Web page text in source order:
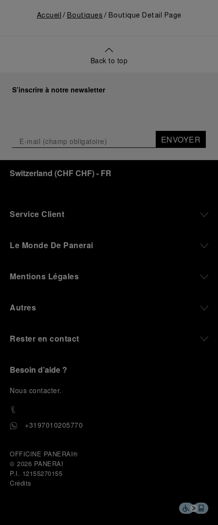
Accueil Boutiques Boutique Detail Page
Back to top
S’inscrire à notre newsletter
ENVOYER
Switzerland (CHF CHF)- FR
Service Client
Le Monde De Panerai
Mentions Légales
Autres
Rester en contact
Besoin d’aide ?
Nous contacter.
+3197010205770
OFFICINE PANERAI®
© 2026 PANERAI
P.I. 12155270155
Crédits